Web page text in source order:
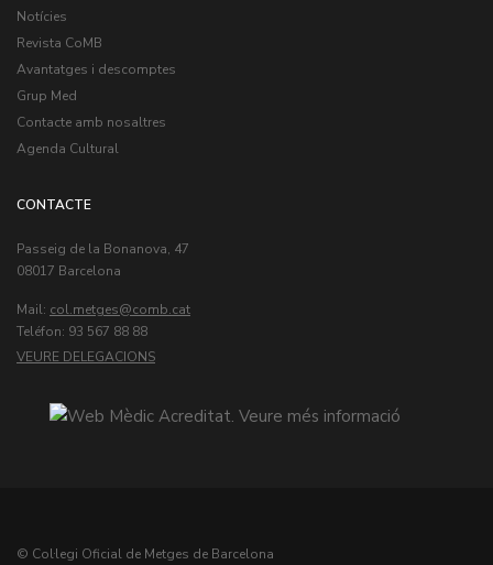
Notícies
Revista CoMB
Avantatges i descomptes
Grup Med
Contacte amb nosaltres
Agenda Cultural
CONTACTE
Passeig de la Bonanova, 47
08017 Barcelona
Mail: col.metges
Teléfon: 93 567 88 88
VEURE DELEGACIONS
© Col·legi Oficial de Metges de Barcelona